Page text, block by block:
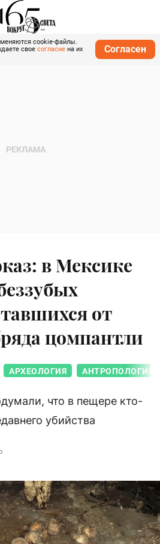
cookie-файлы.
свое согласие на их
Согласен
в Мексике
от
цомпантли
АРХЕОЛОГИЯ АНТРОПОЛОГИЯ
что в пещере кто-
убийства